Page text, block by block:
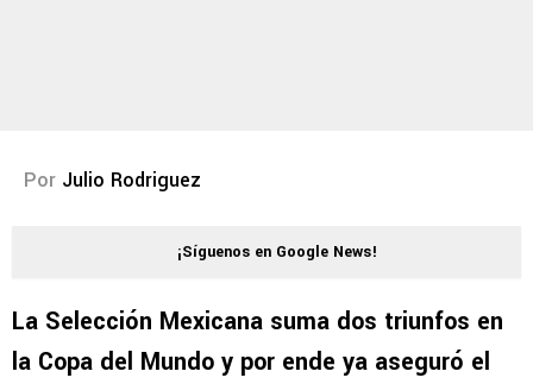
Por Julio Rodriguez
¡Síguenos en Google News!
La Selección Mexicana suma dos triunfos en
la Copa del Mundo y por ende ya aseguró el